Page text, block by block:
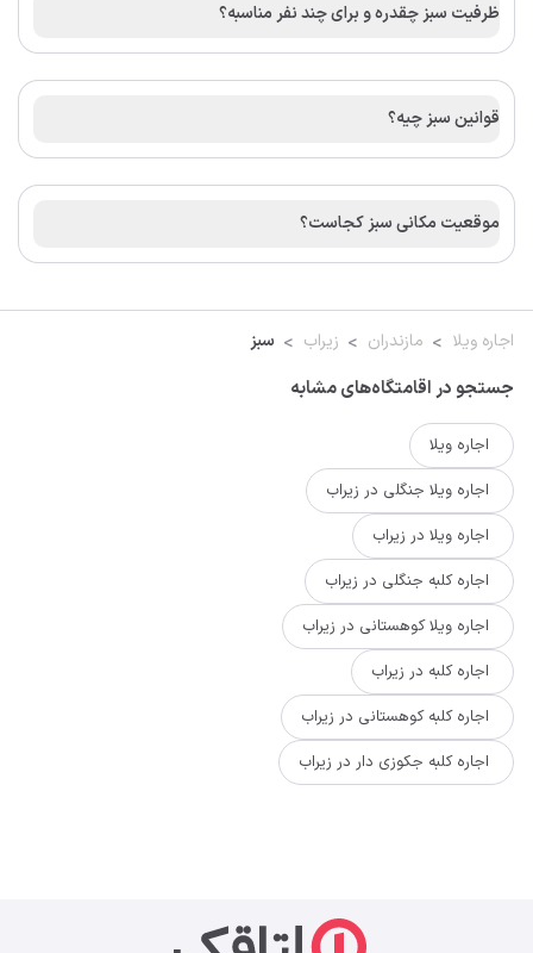
ظرفیت سبز چقدره و برای چند نفر مناسبه؟
قوانین سبز چیه؟
موقعیت مکانی سبز کجاست؟
اجاره ویلا مازندران زیراب سبز
جستجو در اقامتگاه‌های مشابه
اجاره ویلا
اجاره ویلا جنگلی در زیراب
اجاره ویلا در زیراب
اجاره کلبه جنگلی در زیراب
اجاره ویلا کوهستانی در زیراب
اجاره کلبه در زیراب
اجاره کلبه کوهستانی در زیراب
اجاره کلبه جکوزی دار در زیراب